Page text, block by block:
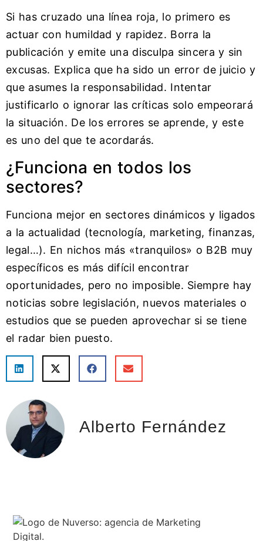
Si has cruzado una línea roja, lo primero es
actuar con humildad y rapidez. Borra la
publicación y emite una disculpa sincera y sin
excusas. Explica que ha sido un error de juicio y
que asumes la responsabilidad. Intentar
justificarlo o ignorar las críticas solo empeorará
la situación. De los errores se aprende, y este
es uno del que te acordarás.
¿Funciona en todos los
sectores?
Funciona mejor en sectores dinámicos y ligados
a la actualidad (tecnología, marketing, finanzas,
legal…). En nichos más «tranquilos» o B2B muy
específicos es más difícil encontrar
oportunidades, pero no imposible. Siempre hay
noticias sobre legislación, nuevos materiales o
estudios que se pueden aprovechar si se tiene
el radar bien puesto.
Alberto Fernández